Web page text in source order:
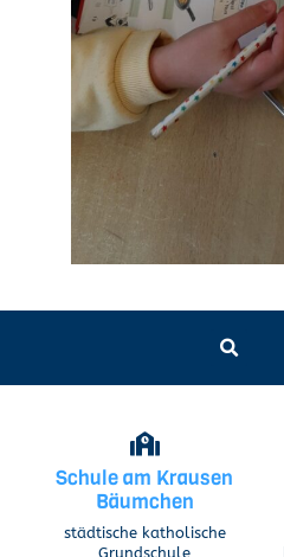
Schule am Krausen
Bäumchen
städtische katholische
Grundschule